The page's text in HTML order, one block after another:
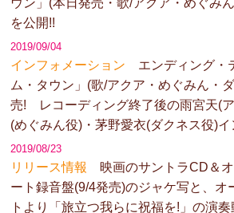
を公開!!
2019/09/04
インフォメーション エンディング・
ム・タウン」(歌/アクア・めぐみん・
売! レコーディング終了後の雨宮天(
(めぐみん役)・茅野愛衣(ダクネス役)
2019/08/23
リリース情報
映画のサントラCD＆
ート録音盤(9/4発売)のジャケ写と、オ
トより「旅立つ我らに祝福を!」の演